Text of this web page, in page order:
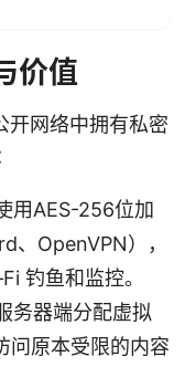
价值
开网络中拥有私密
用AES-256位加
、OpenVPN），
钓鱼和监控。
务器端分配虚拟
问原本受限的内容